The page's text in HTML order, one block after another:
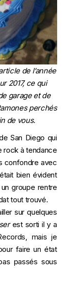
de l’année
2017, ce qui
garage et de
perchés
de vous.
San Diego qui
rock à tendance
confondre avec
bien évident
groupe rentre
tout trouvé.
sur quelques
est sorti il y a
mais je
faire un état
passés sous